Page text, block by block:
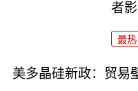
者
最热
美多晶硅新政：贸易